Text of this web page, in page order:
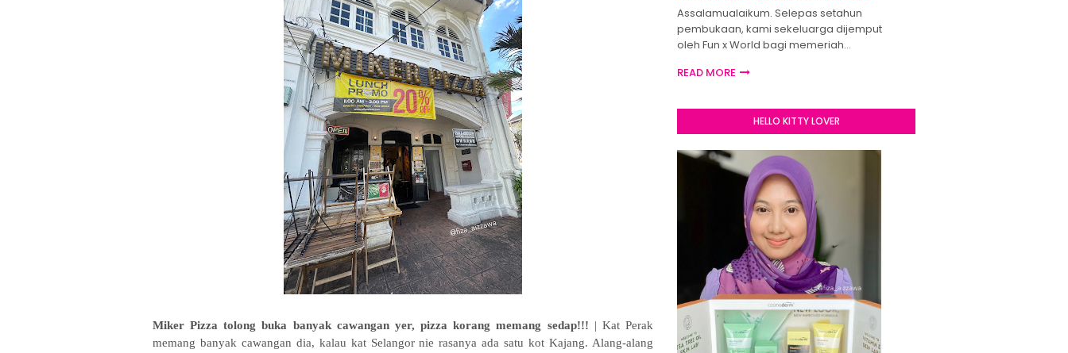
Miker Pizza tolong buka banyak cawangan yer, pizza korang memang sedap!!! | Kat Perak
memang banyak cawangan dia, kalau kat Selangor nie rasanya ada satu kot Kajang. Alang-alang
Assalamualaikum. Selepas setahun
pembukaan, kami sekeluarga dijemput
oleh Fun x World bagi memeriah…
READ MORE
HELLO KITTY LOVER